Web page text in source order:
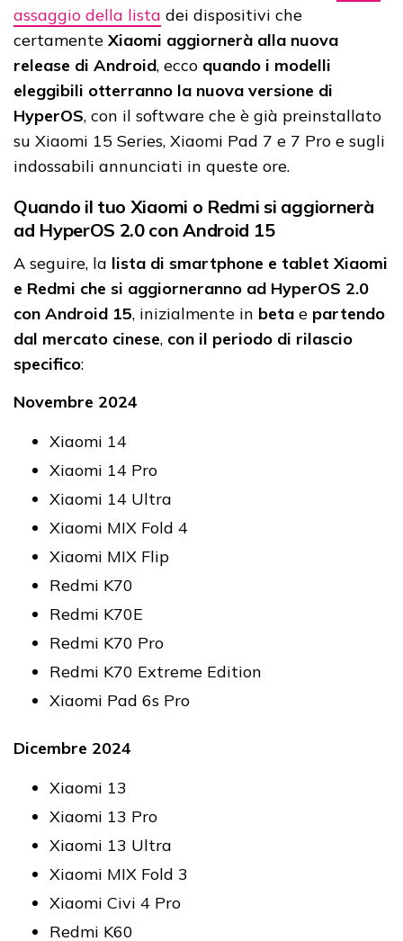
assaggio della lista dei dispositivi che
certamente Xiaomi aggiornerà alla nuova
release di Android, ecco quando i modelli
eleggibili otterranno la nuova versione di
HyperOS, con il software che è già preinstallato
su Xiaomi 15 Series, Xiaomi Pad 7 e 7 Pro e sugli
indossabili annunciati in queste ore.
Quando il tuo Xiaomi o Redmi si aggiornerà
ad HyperOS 2.0 con Android 15
A seguire, la lista di smartphone e tablet Xiaomi
e Redmi che si aggiorneranno ad HyperOS 2.0
con Android 15, inizialmente in beta e partendo
dal mercato cinese, con il periodo di rilascio
specifico:
Novembre 2024
Xiaomi 14
Xiaomi 14 Pro
Xiaomi 14 Ultra
Xiaomi MIX Fold 4
Xiaomi MIX Flip
Redmi K70
Redmi K70E
Redmi K70 Pro
Redmi K70 Extreme Edition
Xiaomi Pad 6s Pro
Dicembre 2024
Xiaomi 13
Xiaomi 13 Pro
Xiaomi 13 Ultra
Xiaomi MIX Fold 3
Xiaomi Civi 4 Pro
Redmi K60